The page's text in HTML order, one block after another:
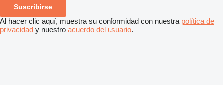
Suscribirse
Al hacer clic aquí, muestra su conformidad con nuestra política de
privacidad y nuestro acuerdo del usuario.